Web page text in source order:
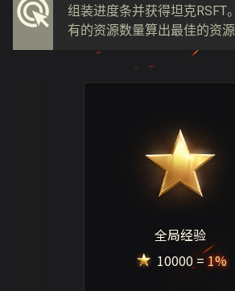
组装进度条并获得坦克RSFT
有的资源数量算出最佳的资源
全局经验
10000 =1%